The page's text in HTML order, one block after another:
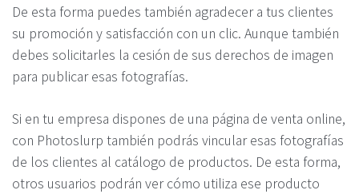
De esta forma puedes también agradecer a tus clientes
su promoción y satisfacción con un clic. Aunque también
debes solicitarles la cesión de sus derechos de imagen
para publicar esas fotografías.
Si en tu empresa dispones de una página de venta online,
con Photoslurp también podrás vincular esas fotografías
de los clientes al catálogo de productos. De esta forma,
otros usuarios podrán ver cómo utiliza ese producto